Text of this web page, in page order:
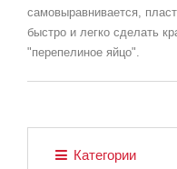
самовыравнивается,
быстро и легко сделать
"перепелиное яйцо".
Категории